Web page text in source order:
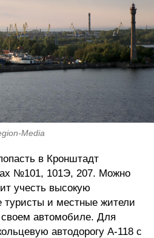
Media
в Кронштадт
№101, 101Э, 207. Можно
учесть высокую
туристы и местные жители
автомобиле. Для
автодорогу А-118 с